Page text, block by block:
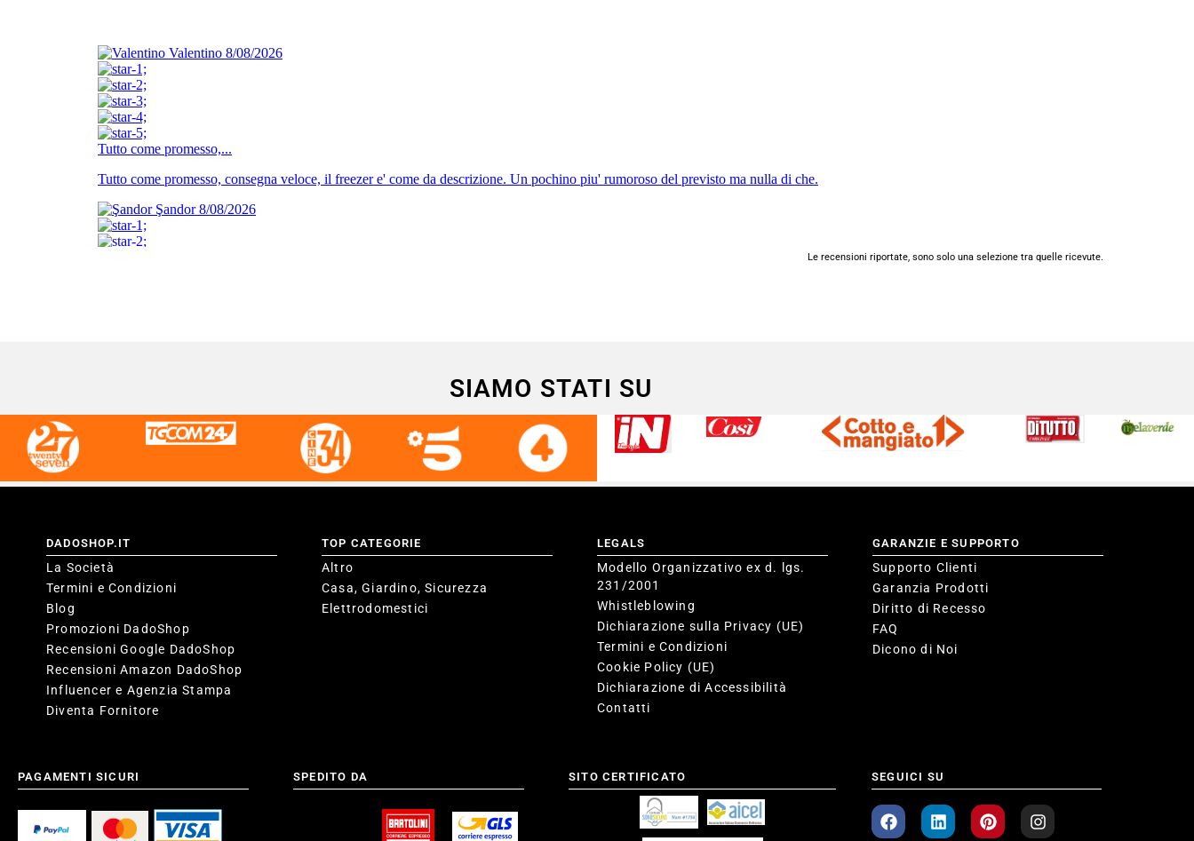
Le recensioni riportate, sono solo una selezione tra quelle ricevute.
SIAMO STATI SU
DADOSHOP.IT
La Società
Termini e Condizioni
Blog
Promozioni DadoShop
Recensioni Google DadoShop
Recensioni Amazon DadoShop
Influencer e Agenzia Stampa
Diventa Fornitore
TOP CATEGORIE
Altro
Casa, Giardino, Sicurezza
Elettrodomestici
LEGALS
Modello Organizzativo ex d. lgs.
231/2001
Whistleblowing
Dichiarazione sulla Privacy (UE)
Termini e Condizioni
Cookie Policy (UE)
Dichiarazione di Accessibilità
Contatti
GARANZIE E SUPPORTO
Supporto Clienti
Garanzia Prodotti
Diritto di Recesso
FAQ
Dicono di Noi
PAGAMENTI SICURI SPEDITO DA SITO CERTIFICATO SEGUICI SU